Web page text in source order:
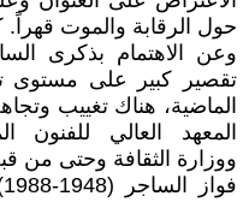
حول الرقابة والموت قهراً.
وعن الاهتمام بذكرى
تقصير كبير على مستوى
الماضية، هناك تغييب
المعهد العالي للفنون
ووزارة الثقافة وحتى من